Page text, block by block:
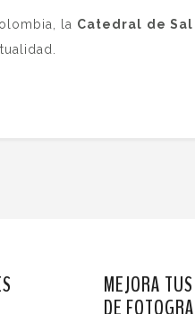
la Catedral de Sal
MEJORA
DE